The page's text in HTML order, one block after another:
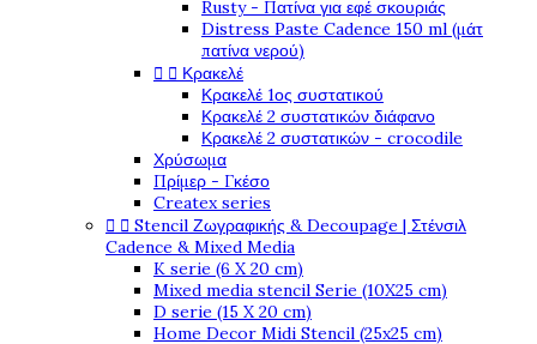
Rusty - Πατίνα για εφέ σκουριάς
Distress Paste Cadence 150 ml (μάτ
πατίνα νερού)
  Κρακελέ
Κρακελέ 1ος συστατικού
Κρακελέ 2 συστατικών διάφανο
Κρακελέ 2 συστατικών - crocodile
Χρύσωμα
Πρίμερ - Γκέσο
Createx series
  Stencil Ζωγραφικής & Decoupage | Στένσιλ
Cadence & Mixed Media
K serie (6 X 20 cm)
Mixed media stencil Serie (10X25 cm)
D serie (15 X 20 cm)
Home Decor Midi Stencil (25x25 cm)